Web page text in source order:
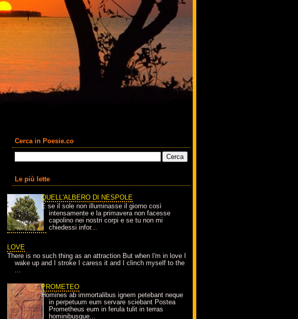
Cerca in Poesie.co
Le più lette
QUELL'ALBERO DI NESPOLE
E se il sole non illuminasse il giorno così
intensamente e la primavera non facesse
capolino nei nostri corpi e se tu non mi
chiedessi infor...
LOVE
There is no such thing as an attraction But when I'm in love I
wake up and I stroke I caress it and I clinch myself to the
...
PROMETEO
Homines ab immortalibus ignem petebant neque
in perpetuum eum servare sciebant Postea
Prometheus eum in ferula tulit in terras
hominibusque...